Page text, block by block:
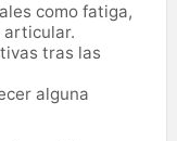
como fatiga,
articular.
tras las
alguna